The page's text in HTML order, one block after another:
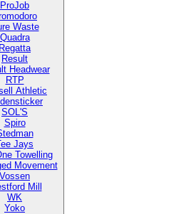
ProJob
Waste
Quadra
Regatta
Result
Headwear
RTP
Athletic
SOL'S
Spiro
Jays
Towelling
Movement
Vossen
Mill
WK
Yoko